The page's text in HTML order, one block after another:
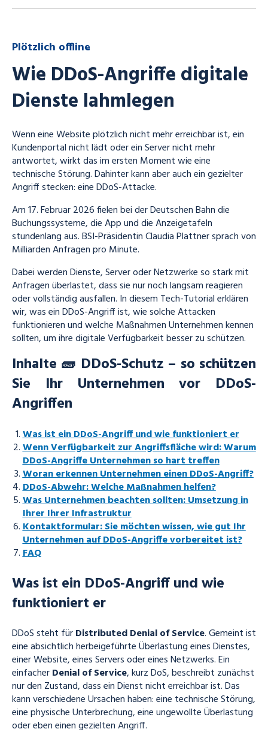
Plötzlich offline
Wie DDoS-Angriffe digitale
Dienste lahmlegen
Wenn eine Website plötzlich nicht mehr erreichbar ist, ein
Kundenportal nicht lädt oder ein Server nicht mehr
antwortet, wirkt das im ersten Moment wie eine
technische Störung. Dahinter kann aber auch ein gezielter
Angriff stecken: eine DDoS-Attacke.
Am 17. Februar 2026 fielen bei der Deutschen Bahn die
Buchungssysteme, die App und die Anzeigetafeln
stundenlang aus. BSI-Präsidentin Claudia Plattner sprach von
Milliarden Anfragen pro Minute.
Dabei werden Dienste, Server oder Netzwerke so stark mit
Anfragen überlastet, dass sie nur noch langsam reagieren
oder vollständig ausfallen. In diesem Tech-Tutorial erklären
wir, was ein DDoS-Angriff ist, wie solche Attacken
funktionieren und welche Maßnahmen Unternehmen kennen
sollten, um ihre digitale Verfügbarkeit besser zu schützen.
Inhalte 🧱 DDoS-Schutz – so schützen
Sie Ihr Unternehmen vor DDoS-
Angriffen
Was ist ein DDoS-Angriff und wie funktioniert er
Wenn Verfügbarkeit zur Angriffsfläche wird: Warum
DDoS-Angriffe Unternehmen so hart treffen
Woran erkennen Unternehmen einen DDoS-Angriff?
DDoS-Abwehr: Welche Maßnahmen helfen?
Was Unternehmen beachten sollten: Umsetzung in
Ihrer Ihrer Infrastruktur
Kontaktformular: Sie möchten wissen, wie gut Ihr
Unternehmen auf DDoS-Angriffe vorbereitet ist?
FAQ
Was ist ein DDoS-Angriff und wie
funktioniert er
DDoS steht fürDistributed Denial of Service.Gemeint ist
eine absichtlich herbeigeführte Überlastung eines Dienstes,
einer Website, eines Servers oder eines Netzwerks. Ein
einfacherDenial of Service, kurz DoS, beschreibt zunächst
nur den Zustand, dass ein Dienst nicht erreichbar ist. Das
kann verschiedene Ursachen haben: eine technische Störung,
eine physische Unterbrechung, eine ungewollte Überlastung
oder eben einen gezielten Angriff.